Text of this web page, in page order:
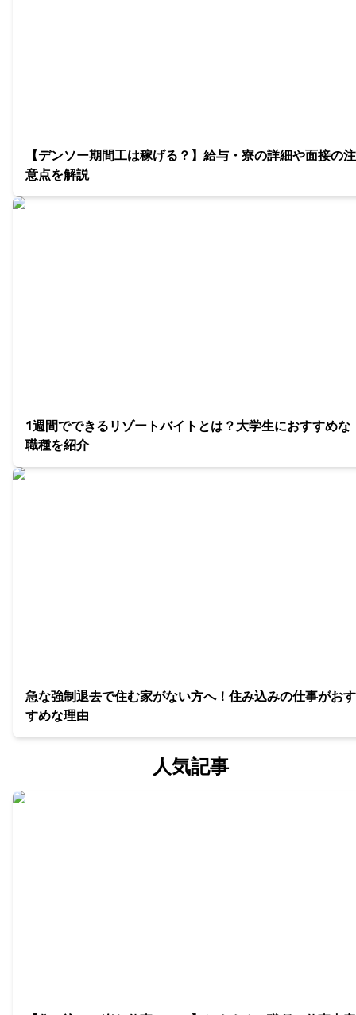
【デンソー期間工は稼げる？】給与・寮の詳細や面接の注
意点を解説
1週間でできるリゾートバイトとは？大学生におすすめな
職種を紹介
急な強制退去で住む家がない方へ！住み込みの仕事がおす
すめな理由
人気記事